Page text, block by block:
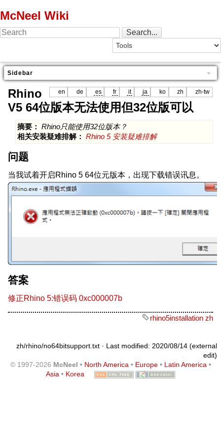
McNeel Wiki
Sidebar
en de es fr it ja ko zh zh-tw
Rhino
V5 64位版本无法使用但32位版可以
摘要：
Rhino只能使用32位版本？
相关安装疑难排解：
Rhino 5 安装疑难排解
问题
当我试着开启Rhino 5 64位元版本，出现下载错误讯息。
答案
修正Rhino 5:错误码 0xc000007b
rhino5installation zh
zh/rhino/no64bitsupport.txt · Last modified: 2020/08/14 (external
edit)
© 1997-2026 McNeel • North America• Europe• Latin America•
Asia • Korea